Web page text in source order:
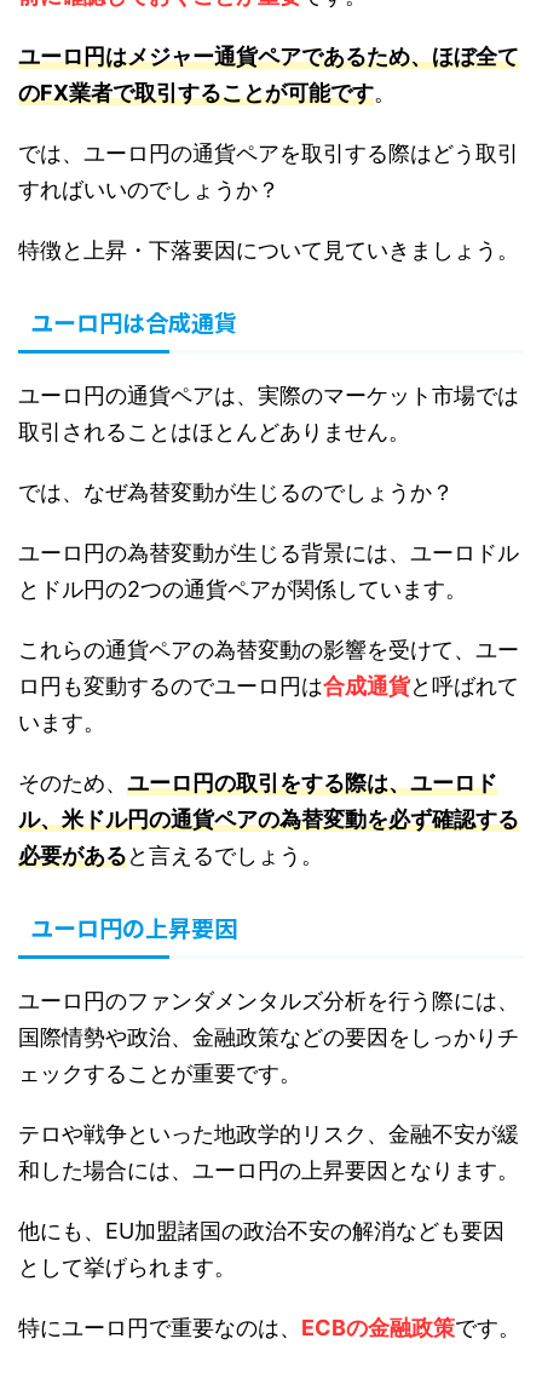
ユーロ円はメジャー通貨ペアであるため、ほぼ全て
のFX業者で取引することが可能です。
では、ユーロ円の通貨ペアを取引する際はどう取引
すればいいのでしょうか？
特徴と上昇・下落要因について見ていきましょう。
ユーロ円は合成通貨
ユーロ円の通貨ペアは、実際のマーケット市場では
取引されることはほとんどありません。
では、なぜ為替変動が生じるのでしょうか？
ユーロ円の為替変動が生じる背景には、ユーロドル
とドル円の2つの通貨ペアが関係しています。
これらの通貨ペアの為替変動の影響を受けて、ユー
ロ円も変動するのでユーロ円は合成通貨と呼ばれて
います。
そのため、 ユーロ円の取引をする際は、ユーロド
ル、米ドル円の通貨ペアの為替変動を必ず確認する
必要があると言えるでしょう。
ユーロ円の上昇要因
ユーロ円のファンダメンタルズ分析を行う際には、
国際情勢や政治、金融政策などの要因をしっかりチ
ェックすることが重要です。
テロや戦争といった地政学的リスク、金融不安が緩
和した場合には、ユーロ円の上昇要因となります。
他にも、EU加盟諸国の政治不安の解消なども要因
として挙げられます。
特にユーロ円で重要なのは、 ECBの金融政策です。